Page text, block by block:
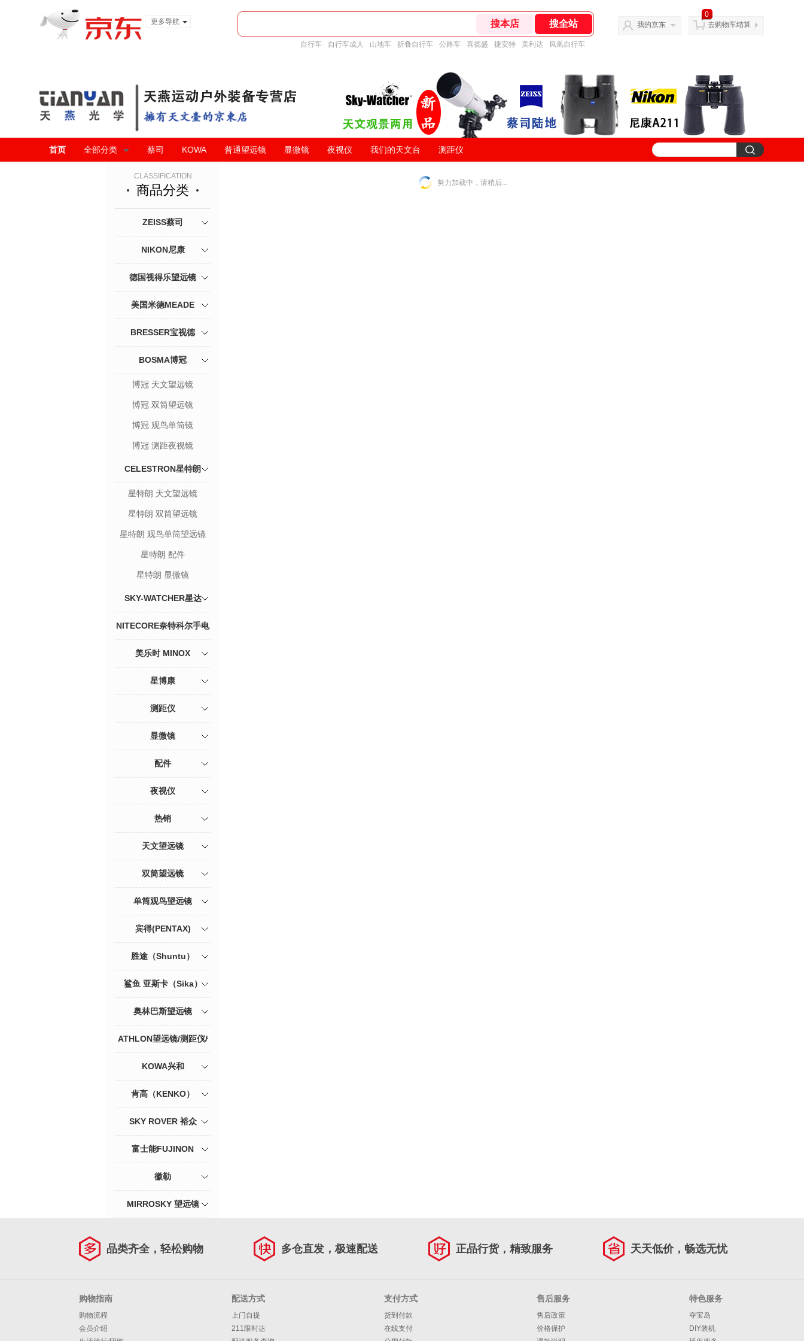
更多导航
自行车 自行车成人 山地车 折叠自行车 公路车 喜德盛 捷安特 美利达 凤凰自行车
我的京东
0
去购物车结算
首页 全部分类 蔡司 KOWA 普通望远镜 显微镜 夜视仪 我们的天文台 测距仪
CLASSIFICATION
商品分类
ZEISS蔡司
NIKON尼康
德国视得乐望远镜
美国米德MEADE
BRESSER宝视德
BOSMA博冠
博冠 天文望远镜
博冠 双筒望远镜
博冠 观鸟单筒镜
博冠 测距夜视镜
CELESTRON星特朗
星特朗 天文望远镜
星特朗 双筒望远镜
星特朗 观鸟单筒望远镜
星特朗 配件
星特朗 显微镜
SKY-WATCHER星达
NITECORE奈特科尔手电
筒
美乐时 MINOX
星博康
测距仪
显微镜
配件
夜视仪
热销
天文望远镜
双筒望远镜
单筒观鸟望远镜
宾得(PENTAX)
胜途（Shuntu）
鲨鱼 亚斯卡（Sika）
奥林巴斯望远镜
ATHLON望远镜/测距仪/
观鸟镜
KOWA兴和
肯高（KENKO）
SKY ROVER 裕众
富士能FUJINON
徽勒
MIRROSKY 望远镜
努力加载中，请稍后...
品类齐全，轻松购物 多仓直发，极速配送 正品行货，精致服务 天天低价，畅选无忧
购物指南
购物流程
会员介绍
配送方式
上门自提
211限时达
支付方式
货到付款
在线支付
售后服务
售后政策
价格保护
特色服务
夺宝岛
DIY装机